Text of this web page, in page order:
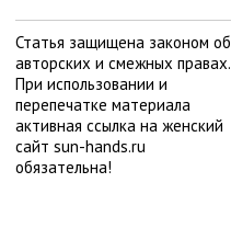
Статья защищена законом об
авторских и смежных правах.
При использовании и
перепечатке материала
активная ссылка на женский
сайт sun-hands.ru
обязательна!